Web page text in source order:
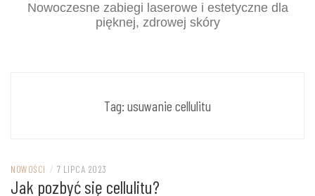
Nowoczesne zabiegi laserowe i estetyczne dla
pięknej, zdrowej skóry
Tag: usuwanie cellulitu
NOWOŚCI / 7 LIPCA 2023
Jak pozbyć się cellulitu?